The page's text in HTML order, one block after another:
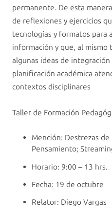
permanente. De esta
de reflexiones y ejercicios
tecnologías y formatos para
información y que, al
algunas ideas de
planificación académica
contextos disciplinares
Taller de Formación
Mención: Destrezas de
Pensamiento;
Horario: 9:00 – 13 hrs.
Fecha: 19 de octubre
Relator: Diego Vargas